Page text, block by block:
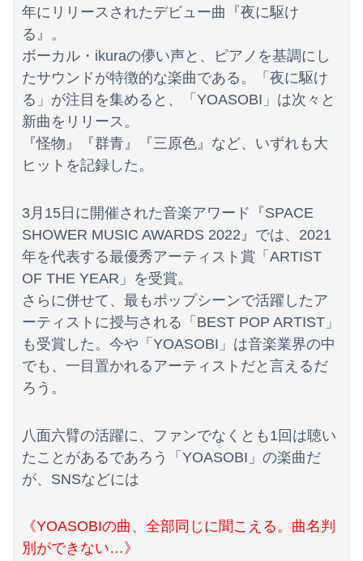
専門家を舐めきった某国国営メディア、「日本の反撃能力が地域を不安定化させている」というストーリーで番組制作を進めようとするも……
【ニュース】日本共産党の街宣車、ほんと碌でもないな
1944年7月、グアム島に上陸作戦を展開する米海兵隊を空撮！
年にリリースされたデビュー曲『夜に駆け
る』。
ボーカル・ikuraの儚い声と、ピアノを基調にし
たサウンドが特徴的な楽曲である。「夜に駆け
る」が注目を集めると、「YOASOBI」は次々と
新曲をリリース。
『怪物』『群青』『三原色』など、いずれも大
ヒットを記録した。
3月15日に開催された音楽アワード『SPACE
SHOWER MUSIC AWARDS 2022』では、2021
年を代表する最優秀アーティスト賞「ARTIST
OF THE YEAR」を受賞。
さらに併せて、最もポップシーンで活躍したア
ーティストに授与される「BEST POP ARTIST」
も受賞した。今や「YOASOBI」は音楽業界の中
でも、一目置かれるアーティストだと言えるだ
ろう。
八面六臂の活躍に、ファンでなくとも1回は聴い
たことがあるであろう「YOASOBI」の楽曲だ
が、SNSなどには
《YOASOBIの曲、全部同じに聞こえる。曲名判
別ができない…》